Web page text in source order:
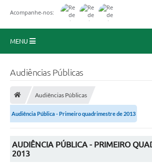
Acompanhe-nos:
MENU
Portal da Transparência
Secretarias
Audiências Públicas
Audiências Públicas
Audiência Pública - Primeiro quadrimestre de 2013
AUDIÊNCIA PÚBLICA - PRIMEIRO
2013